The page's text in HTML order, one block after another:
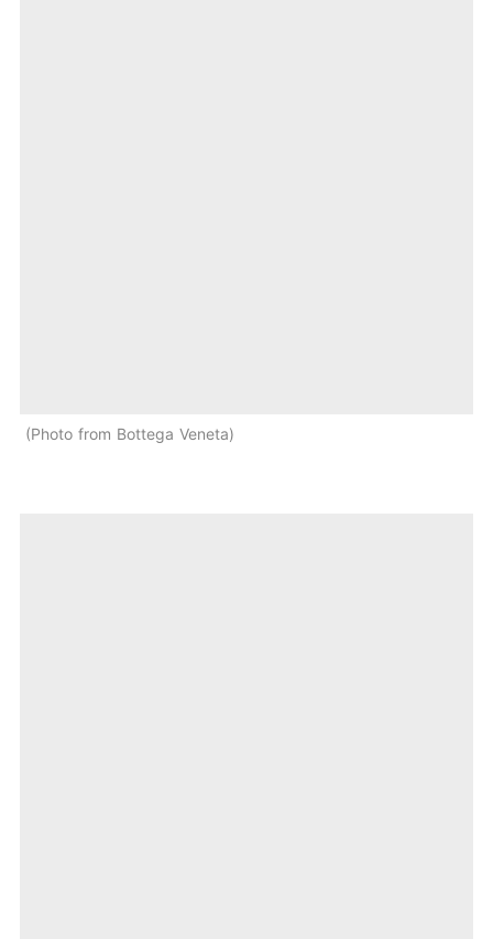
Photo from Bottega Veneta